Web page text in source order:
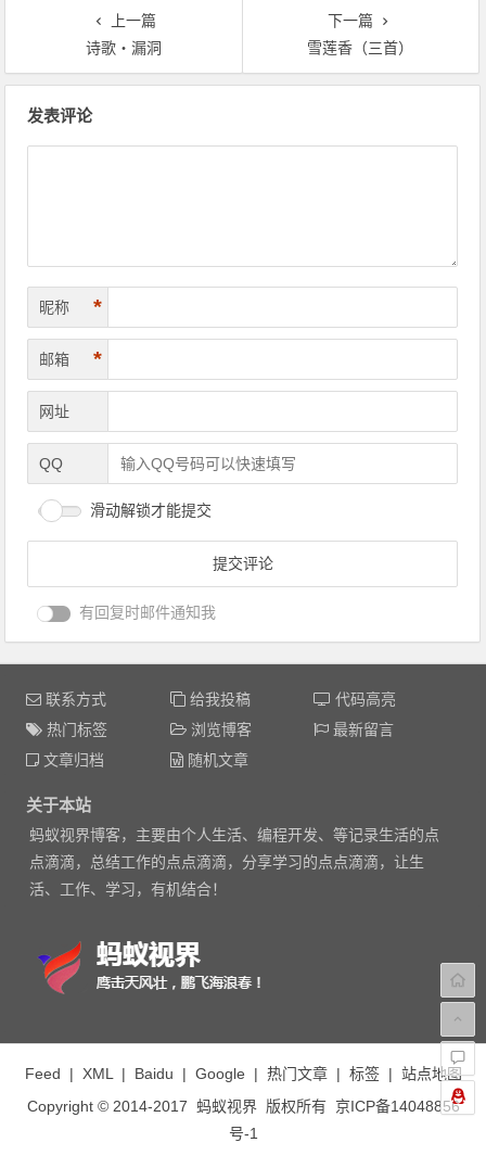
上一篇
诗歌・漏洞
下一篇
雪莲香（三首）
发表评论
昵称 *
邮箱 *
网址
QQ
滑动解锁才能提交
有回复时邮件通知我
联系方式 给我投稿
代码高亮
热门标签
浏览博客
最新留言
文章归档
随机文章
关于本站
蚂蚁视界博客，主要由个人生活、编程开发、等记录生活的点
点滴滴，总结工作的点点滴滴，分享学习的点点滴滴，让生
活、工作、学习，有机结合！
Feed | XML| Baidu | Google | 热门文章| 标签| 站点地图
Copyright © 2014-2017 蚂蚁视界版权所有 京ICP备14048856
号-1